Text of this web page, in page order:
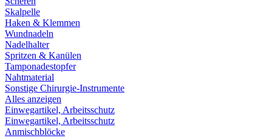
Skalpelle
Haken & Klemmen
Wundnadeln
Nadelhalter
Spritzen & Kanülen
Tamponadestopfer
Nahtmaterial
Sonstige Chirurgie-Instrumente
Alles anzeigen
Einwegartikel, Arbeitsschutz
Einwegartikel, Arbeitsschutz
Anmischblöcke